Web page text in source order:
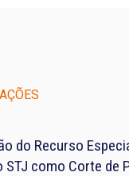
do Recurso
como Corte de